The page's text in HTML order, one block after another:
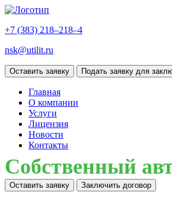
+7 (383) 218–218–4
nsk@utilit.ru
Оставить заявку Подать заявку для
Главная
О компании
Услуги
Лицензия
Новости
Контакты
Собственный
Оставить заявку Заключить договор